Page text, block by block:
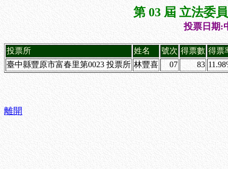
第 03 屆 立法委
投票日期:
投票所 姓名 號次 得票數 得票
臺中縣豐原市富春里第0023 投票所 林豐喜 07 83
離開